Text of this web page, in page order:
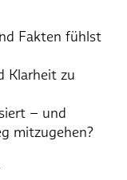
Fakten fühlst
Klarheit zu
– und
mitzugehen?